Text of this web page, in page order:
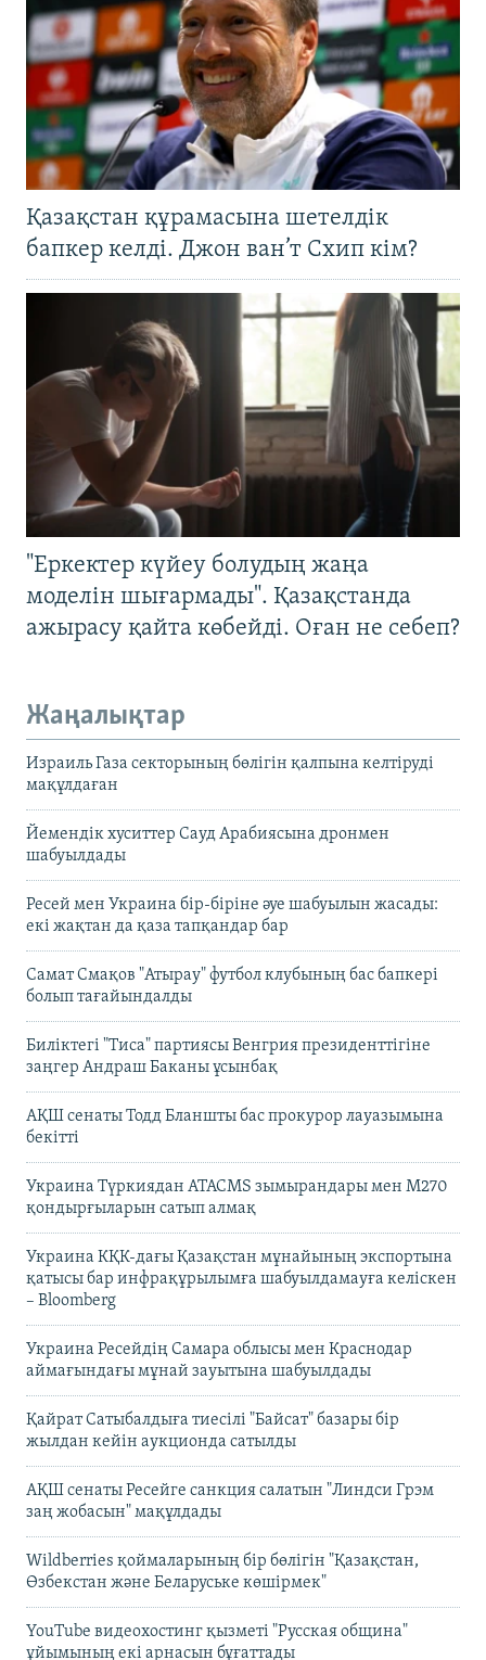
Қазақстан құрамасына шетелдік
бапкер келді. Джон ван’т Схип кім?
"Еркектер күйеу болудың жаңа
моделін шығармады". Қазақстанда
ажырасу қайта көбейді. Оған не себеп?
Жаңалықтар
Израиль Газа секторының бөлігін қалпына келтіруді
мақұлдаған
Йемендік хуситтер Сауд Арабиясына дронмен
шабуылдады
Ресей мен Украина бір-біріне әуе шабуылын жасады:
екі жақтан да қаза тапқандар бар
Самат Смақов "Атырау" футбол клубының бас бапкері
болып тағайындалды
Биліктегі "Тиса" партиясы Венгрия президенттігіне
заңгер Андраш Баканы ұсынбақ
АҚШ сенаты Тодд Бланшты бас прокурор лауазымына
бекітті
Украина Түркиядан ATACMS зымырандары мен M270
қондырғыларын сатып алмақ
Украина КҚК-дағы Қазақстан мұнайының экспортына
қатысы бар инфрақұрылымға шабуылдамауға келіскен
– Bloomberg
Украина Ресейдің Самара облысы мен Краснодар
аймағындағы мұнай зауытына шабуылдады
Қайрат Сатыбалдыға тиесілі "Байсат" базары бір
жылдан кейін аукционда сатылды
АҚШ сенаты Ресейге санкция салатын "Линдси Грэм
заң жобасын" мақұлдады
Wildberries қоймаларының бір бөлігін "Қазақстан,
Өзбекстан және Беларуське көшірмек"
YouTube видеохостинг қызметі "Русская община"
ұйымының екі арнасын бұғаттады